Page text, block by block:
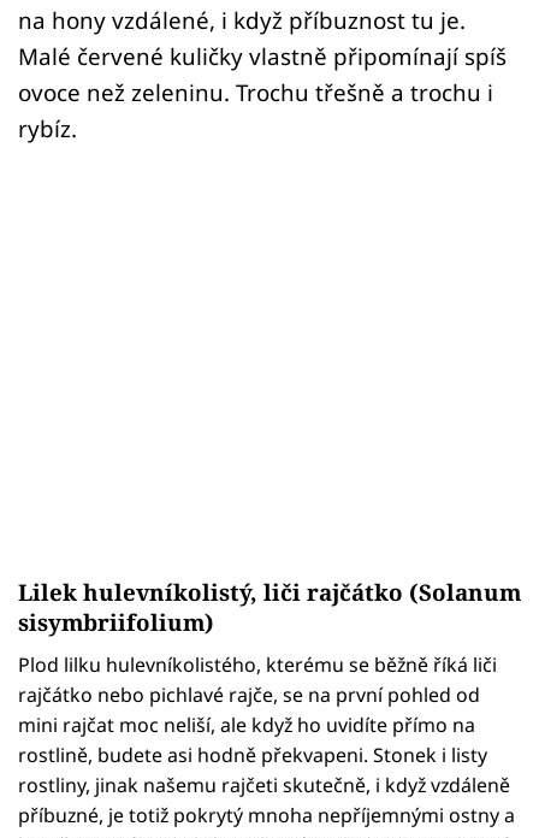
na hony vzdálené, i když příbuznost tu je.
Malé červené kuličky vlastně připomínají spíš
ovoce než zeleninu. Trochu třešně a trochu i
rybíz.
Lilek hulevníkolistý, liči rajčátko (Solanum
sisymbriifolium)
Plod lilku hulevníkolistého, kterému se běžně říká liči
rajčátko nebo pichlavé rajče, se na první pohled od
mini rajčat moc neliší, ale když ho uvidíte přímo na
rostlině, budete asi hodně překvapeni. Stonek i listy
rostliny, jinak našemu rajčeti skutečně, i když vzdáleně
příbuzné, je totiž pokrytý mnoha nepříjemnými ostny a